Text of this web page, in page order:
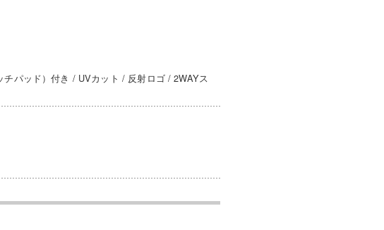
チパッド）付き / UVカット / 反射ロゴ / 2WAYス